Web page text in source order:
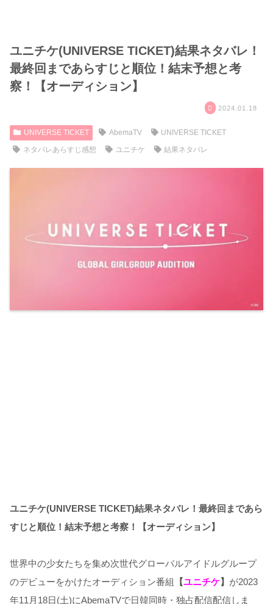
ユニチケ(UNIVERSE TICKET)結果ネタバレ！
最終回まであらすじと順位！結末予想と考
察！【オーディション】
2024.01.18
UNIVERSE TICKET AbemaTV
UNIVERSE TICKET
ネタバレあらすじ感想
ユニチケ 結果ネタバレ
ユニチケ(UNIVERSE TICKET)結果ネタバレ！最終回まであら
すじと順位！結末予想と考察！【オーディション】
世界中の少女たちを集め次世代グローバルアイドルグループ
のデビューをかけたオーディション番組
【ユニチケ】 が2023
年11月18日(土)にAbemaTVで日韓同時・独占配信配信しま